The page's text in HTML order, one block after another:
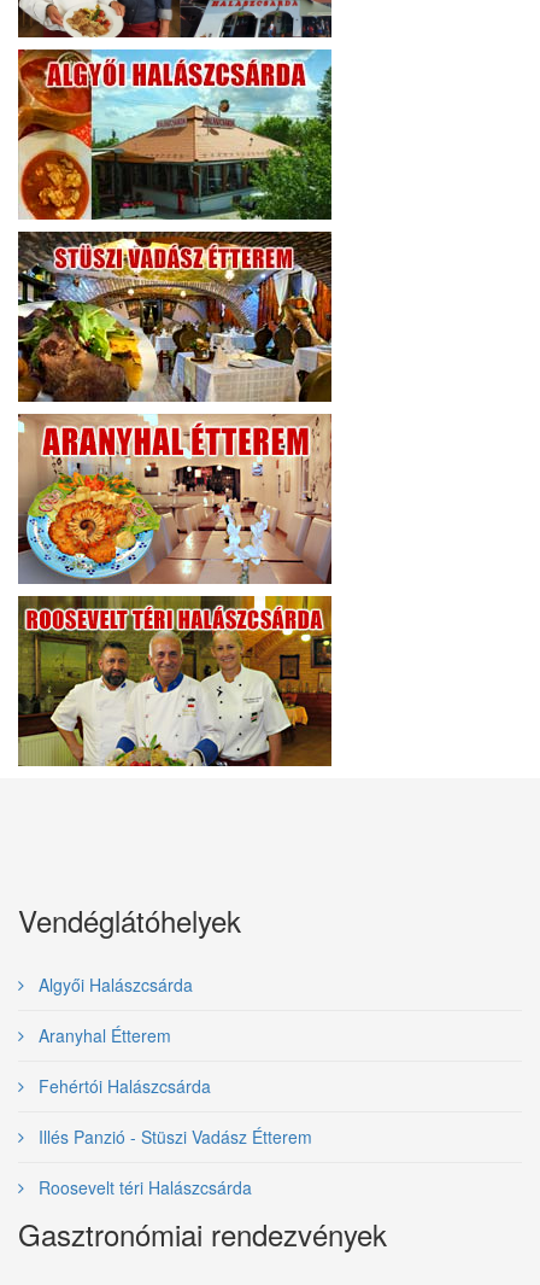
Vendéglátóhelyek
Algyői Halászcsárda
Aranyhal Étterem
Fehértói Halászcsárda
Illés Panzió - Stüszi Vadász Étterem
Roosevelt téri Halászcsárda
Gasztronómiai rendezvények